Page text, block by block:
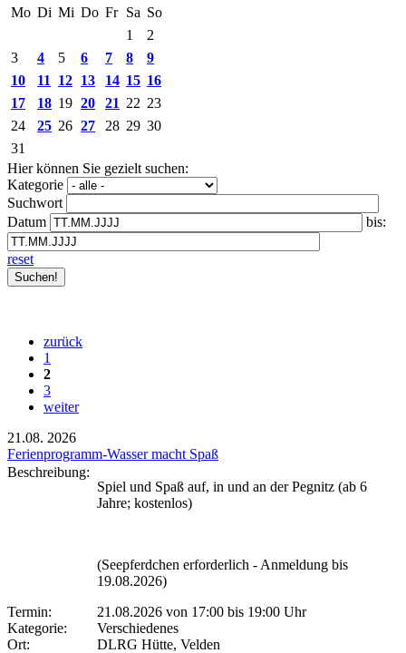
Mo Di Mi Do Fr Sa So
1
2
3
4 5 6 7 8
9
10
11 12 13 14 15 16
17
18 19 20 21 22 23
24
25 26 27 28 29 30
31
Hier können Sie gezielt suchen:
Kategorie
Suchwort
Datum
bis:
reset
zurück
1
2
3
weiter
21.08. 2026
Ferienprogramm-Wasser macht Spaß
Beschreibung:
Spiel und Spaß auf, in und an der Pegnitz (ab 6
Jahre; kostenlos)
(Seepferdchen erforderlich - Anmeldung bis
19.08.2026)
Termin:
21.08.2026 von 17:00 bis 19:00 Uhr
Kategorie:
Verschiedenes
Ort:
DLRG Hütte, Velden